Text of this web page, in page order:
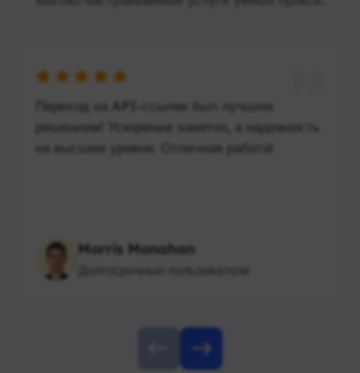
Переход на API-ссылки был лучшим
решением! Ускорение заметно, а надежность
на высшем уровне. Отличная работа!
Morris Monahan